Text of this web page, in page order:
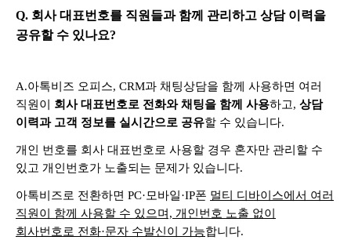
Q. 회사 대표번호를 직원들과 함께 관리하고 상담 이력을
공유할 수 있나요?
A.아톡비즈 오피스, CRM과 채팅상담을 함께 사용하면 여러
직원이 회사 대표번호로 전화와 채팅을 함께 사용하고, 상담
이력과 고객 정보를 실시간으로 공유할 수 있습니다.
개인 번호를 회사 대표번호로 사용할 경우 혼자만 관리할 수
있고 개인번호가 노출되는 문제가 있습니다.
아톡비즈로 전환하면 PC·모바일·IP폰 멀티 디바이스에서 여러
직원이 함께 사용할 수 있으며, 개인번호 노출 없이
회사번호로 전화·문자 수발신이 가능합니다.